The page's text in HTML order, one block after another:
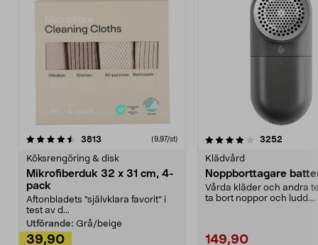
3813 (9,97/st)
Köksrengöring & disk
Mikrofiberduk 32 x 31 cm, 4-
pack
Aftonbladets "självklara favorit” i
test av d...
Utförande: Grå/beige
39,90
4.0av 5 stjärnor 3252
Klädvård
Noppborttagare
Vårda kläder och andra
ta bort noppor och ludd.
149,90
4.5av 5 stjärnor